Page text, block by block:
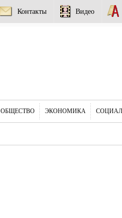
Контакты Видео
ОБЩЕСТВО ЭКОНОМИКА